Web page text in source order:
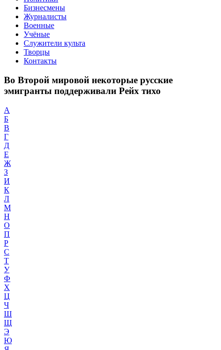
Бизнесмены
Журналисты
Военные
Учёные
Служители культа
Творцы
Контакты
Во Второй мировой некоторые русские
эмигранты поддерживали Рейх тихо
А
Б
В
Г
Д
Е
Ж
З
И
К
Л
М
Н
О
П
Р
С
Т
У
Ф
Х
Ц
Ч
Ш
Щ
Э
Ю